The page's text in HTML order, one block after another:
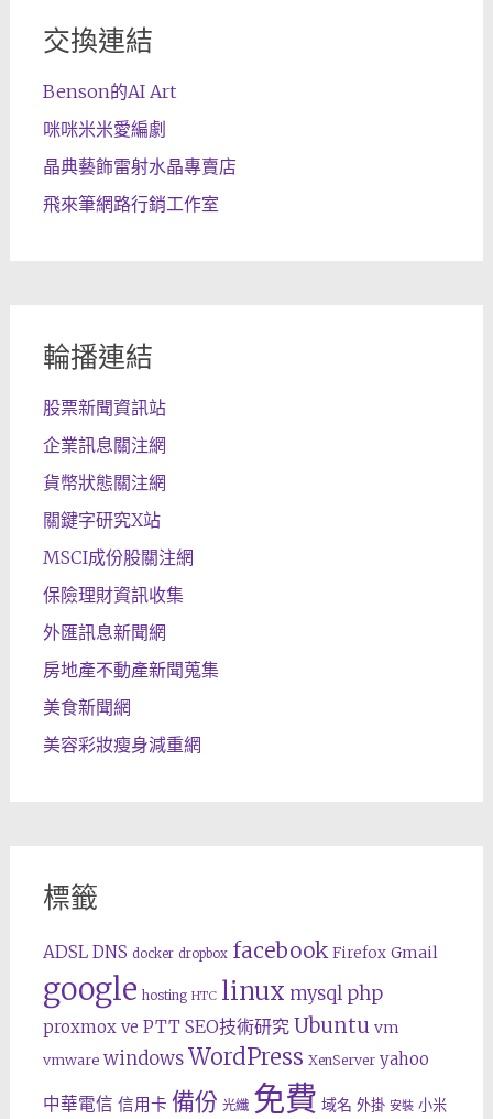
交換連結
Benson的AI Art
咪咪米米愛編劇
晶典藝飾雷射水晶專賣店
飛來筆網路行銷工作室
輪播連結
股票新聞資訊站
企業訊息關注網
貨幣狀態關注網
關鍵字研究X站
MSCI成份股關注網
保險理財資訊收集
外匯訊息新聞網
房地產不動產新聞蒐集
美食新聞網
美容彩妝瘦身減重網
標籤
ADSL DNS docker dropbox facebook Firefox Gmail
google hosting HTC linux mysql php
proxmox ve PTT SEO技術研究 Ubuntu vm
vmware windows WordPress XenServer yahoo
中華電信 信用卡 備份 光纖 免費 域名 外掛 安裝 小米